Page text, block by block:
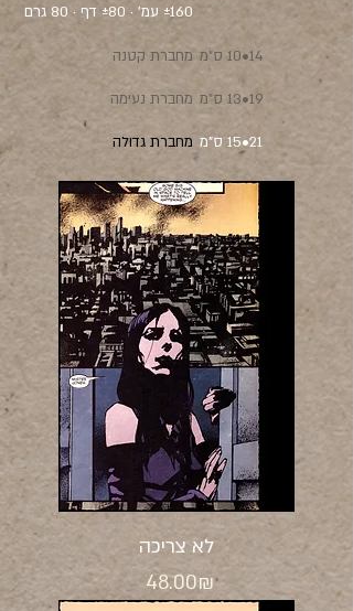
±160 עמ' · ±80 דף · 80 גרם
מחברת קטנה 14•10 ס"מ
מחברת נעימה 19•13 ס"מ
מחברת גדולה 21•15 ס"מ
לא צריכה
Price
‏48.00 ‏₪